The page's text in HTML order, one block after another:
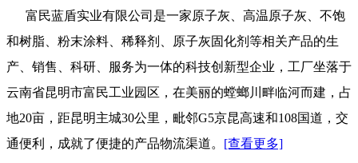
富民蓝盾实业有限公司是一家原子灰、高温原子灰、不饱
和树脂、粉末涂料、稀释剂、原子灰固化剂等相关产品的生
产、销售、科研、服务为一体的科技创新型企业，工厂坐落于
云南省昆明市富民工业园区，在美丽的螳螂川畔临河而建，占
地20亩，距昆明主城30公里，毗邻G5京昆高速和108国道，交
通便利，成就了便捷的产品物流渠道。 [查看更多]